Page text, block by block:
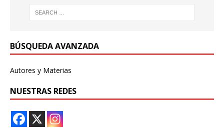
BÚSQUEDA AVANZADA
Autores y Materias
NUESTRAS REDES